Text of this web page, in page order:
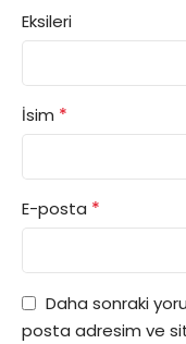
Eksileri
İsim *
E-posta *
Daha sonraki
posta adresim ve